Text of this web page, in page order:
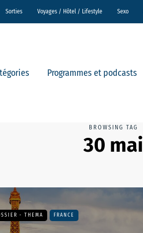
Sorties Voyages / Hôtel / Lifestyle Sexo
Programmes et podcasts
BROWSING TAG
30 mai
- THEMA FRANCE